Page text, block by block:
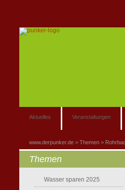
Aktuelles Veranstaltungen
www.derpunker.de Themen
Themen
Wasser sparen 2025